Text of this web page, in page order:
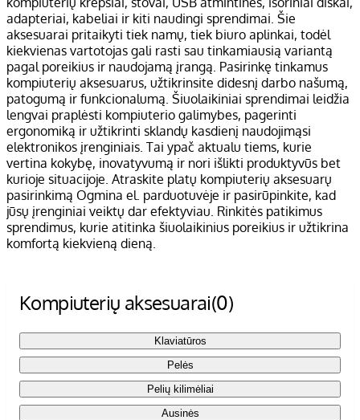
adapteriai, kabeliai ir kiti naudingi sprendimai. Šie
aksesuarai pritaikyti tiek namų, tiek biuro aplinkai, todėl
kiekvienas vartotojas gali rasti sau tinkamiausią variantą
pagal poreikius ir naudojamą įrangą. Pasirinkę tinkamus
kompiuterių aksesuarus, užtikrinsite didesnį darbo našumą,
patogumą ir funkcionalumą. Šiuolaikiniai sprendimai leidžia
lengvai praplėsti kompiuterio galimybes, pagerinti
ergonomiką ir užtikrinti sklandų kasdienį naudojimąsi
elektronikos įrenginiais. Tai ypač aktualu tiems, kurie
vertina kokybę, inovatyvumą ir nori išlikti produktyvūs bet
kurioje situacijoje. Atraskite platų kompiuterių aksesuarų
pasirinkimą Ogmina el. parduotuvėje ir pasirūpinkite, kad
jūsų įrenginiai veiktų dar efektyviau. Rinkitės patikimus
sprendimus, kurie atitinka šiuolaikinius poreikius ir užtikrina
komfortą kiekvieną dieną.
Kompiuterių aksesuarai(0)
Klaviatūros
Pelės
Pelių kilimėliai
Ausinės